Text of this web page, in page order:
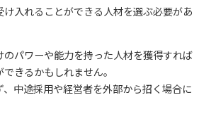
入れることができる人材を選ぶ必要があ
パワーや能力を持った人材を獲得すれば
きるかもしれません。
中途採用や経営者を外部から招く場合に